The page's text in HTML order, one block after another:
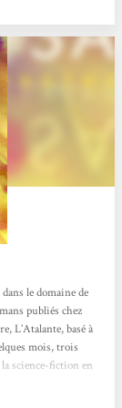
le domaine de
publiés chez
L’Atalante, basé à
mois, trois
science-fiction en